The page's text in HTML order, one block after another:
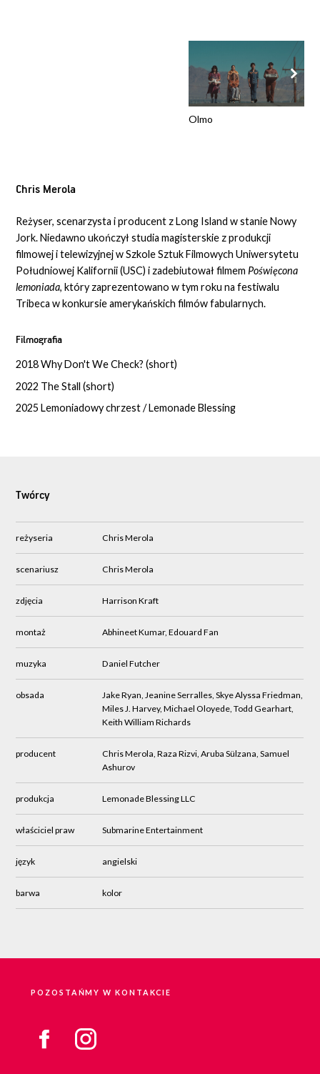
Olmo
Chris Merola
Reżyser, scenarzysta i producent z Long Island w stanie Nowy
Jork. Niedawno ukończył studia magisterskie z produkcji
filmowej i telewizyjnej w Szkole Sztuk Filmowych Uniwersytetu
Południowej Kalifornii (USC) i zadebiutował filmem Poświęcona
lemoniada, który zaprezentowano w tym roku na festiwalu
Tribeca w konkursie amerykańskich filmów fabularnych.
Filmografia
2018 Why Don't We Check? (short)
2022 The Stall (short)
2025 Lemoniadowy chrzest / Lemonade Blessing
Twórcy
reżyseria Chris Merola
scenariusz Chris Merola
zdjęcia Harrison Kraft
montaż Abhineet Kumar, Edouard Fan
muzyka Daniel Futcher
obsada
Jake Ryan, Jeanine Serralles, Skye Alyssa Friedman,
Miles J. Harvey, Michael Oloyede, Todd Gearhart,
Keith William Richards
producent
Chris Merola, Raza Rizvi, Aruba Sülzana, Samuel
Ashurov
produkcja Lemonade Blessing LLC
właściciel praw Submarine Entertainment
język angielski
barwa kolor
POZOSTAŃMY W KONTAKCIE